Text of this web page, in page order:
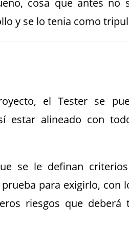
cosa que antes no
y se lo tenia como
el Tester se
estar alineado con
se le definan
para exigirlo, con
riesgos que